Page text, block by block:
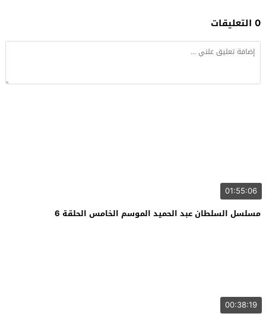
0 التعليقات
01:55:06
مسلسل السلطان عبد الحميد الموسم الخامس الحلقة 6
00:38:19